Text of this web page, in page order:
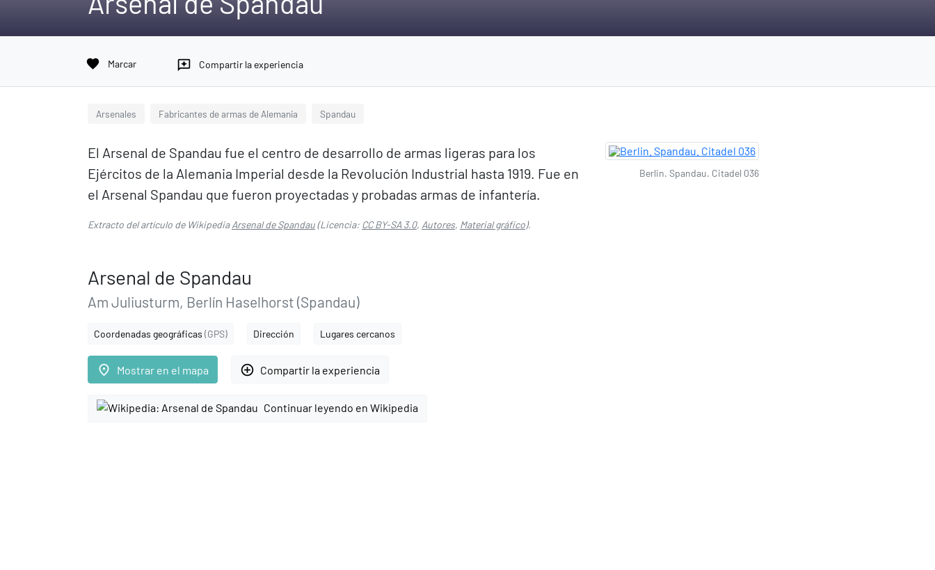
favorite Marcar reviews Compartir la experiencia
Arsenales Fabricantes de armas de Alemania Spandau
El Arsenal de Spandau fue el centro de desarrollo de armas ligeras para los
Ejércitos de la Alemania Imperial desde la Revolución Industrial hasta 1919.​ Fue en
el Arsenal Spandau que fueron proyectadas y probadas armas de infantería.
Extracto del artículo de WikipediaArsenal de Spandau(Licencia: CC BY-SA 3.0, Autores, Material gráfico).
Arsenal de Spandau
Am Juliusturm, Berlín Haselhorst (Spandau)
Coordenadas geográficas (GPS) Dirección Lugares cercanos
place Mostrar en el mapa add_circle_outline Compartir la experiencia
Continuar leyendo en Wikipedia
Berlin. Spandau. Citadel 036